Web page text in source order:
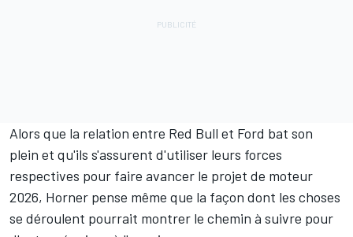
Alors que la relation entre Red Bull et Ford bat son
plein et qu'ils s'assurent d'utiliser leurs forces
respectives pour faire avancer le projet de moteur
2026, Horner pense même que la façon dont les choses
se déroulent pourrait montrer le chemin à suivre pour